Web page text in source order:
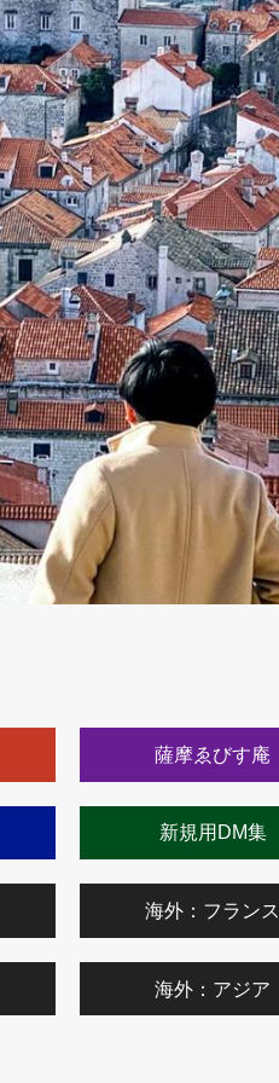
薩摩ゑびす庵
新規用DM集
海外：フランス
海外：アジア